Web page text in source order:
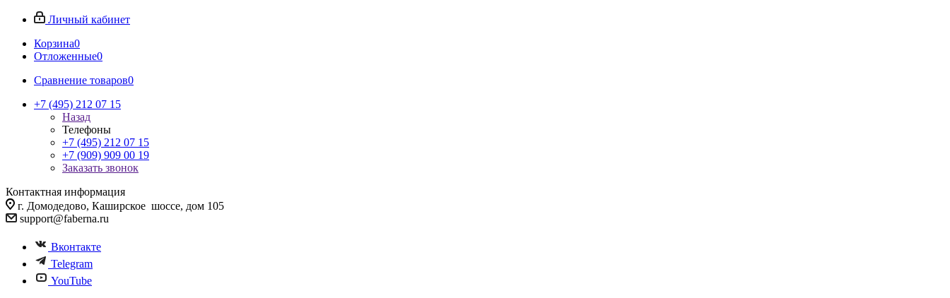
Личный кабинет
Корзина0
Отложенные0
Сравнение товаров0
+7 (495) 212 07 15
Назад
Телефоны
+7 (495) 212 07 15
+7 (909) 909 00 19
Заказать звонок
Контактная информация
г. Домодедово, Каширское шоссе, дом 105
support@faberna.ru
Вконтакте
Telegram
YouTube